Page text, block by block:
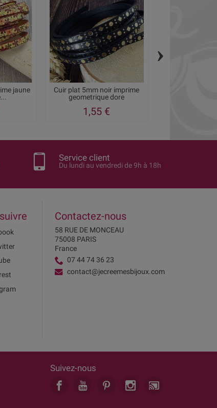
jaune
Cuir plat 5mm noir imprime
geometrique dore
1,55 €
›
Service client
Du lundi au vendredi de 9h à 18h
Contactez-nous
58 RUE DE MONCEAU
75008 PARIS
France
07 44 74 36 23
contact@jecreemesbijoux.com
Suivez-nous